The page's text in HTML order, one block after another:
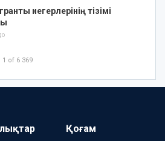
иегерлерінің тізімі
1 of 6 369
Қоғам